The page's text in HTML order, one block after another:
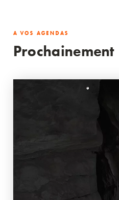
A VOS AGENDAS
Prochainement